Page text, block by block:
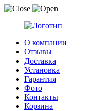
О компании
Отзывы
Доставка
Установка
Гарантия
Фото
Контакты
Корзина